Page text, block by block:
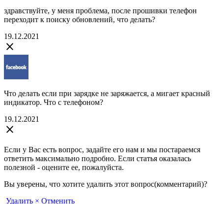
здравствуйте, у меня проблема, после прошивки телефон
переходит к поиску обновлений, что делать?
19.12.2021
close
Что делать если при зарядке не заряжается, а мигает красный
индикатор. Что с телефоном?
19.12.2021
close
Если у Вас есть вопрос, задайте его нам и мы постараемся
ответить максимально подробно. Если статья оказалась
полезной - оцените ее, пожалуйста.
Вы уверены, что хотите удалить этот вопрос(комментарий)?
Удалить × Отменить